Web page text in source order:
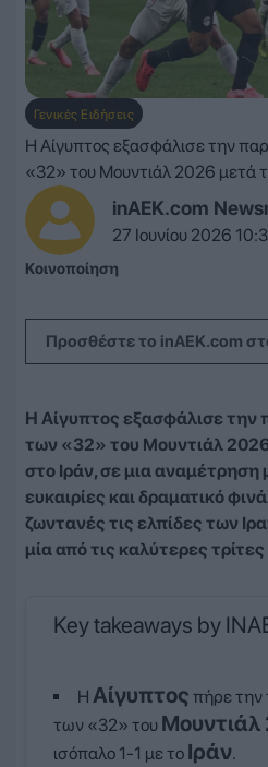
Γενικές Ειδήσεις
inAEK.com
27 Ιουνίου 2026
Η Αίγυπτος εξασφάλισε την
«32» του Μουντιάλ 2026 μετά
Κοινοποίηση
Προσθέστε το inAEK.com
Η Αίγυπτος εξασφάλισε την
των «32» του Μουντιάλ
στο Ιράν, σε μια αναμέτρηση
ευκαιρίες και δραματικό
ζωντανές τις ελπίδες των
μία από τις καλύτερες
Key takeaways by
Η Αίγυπτος πήρε την
των «32» του Μουντιάλ
ισόπαλο 1-1 με το Ιράν.